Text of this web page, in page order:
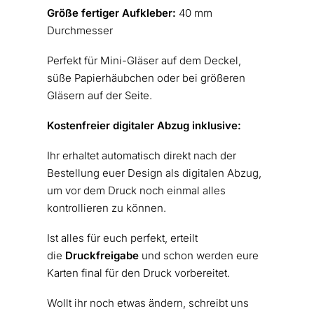
Größe fertiger Aufkleber: 40 mm
Durchmesser
Perfekt für Mini-Gläser auf dem Deckel,
süße Papierhäubchen oder bei größeren
Gläsern auf der Seite.
Kostenfreier digitaler Abzug inklusive:
Ihr erhaltet automatisch direkt nach der
Bestellung euer Design als digitalen Abzug,
um vor dem Druck noch einmal alles
kontrollieren zu können.
Ist alles für euch perfekt, erteilt
die Druckfreigabeund schon werden eure
Karten final für den Druck vorbereitet.
Wollt ihr noch etwas ändern, schreibt uns